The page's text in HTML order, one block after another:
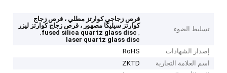
تسليط الضوء
قرص زجاجي كوارتز مطلي ، قرص زجاج
كوارتز سيليكا مصهور ، قرص زجاج كوارتز ليزر
,
fused silica quartz glass disc
,
laser quartz glass disc
إصدار الشهادات
RoHS
اسم العلامة التجارية
ZKTD